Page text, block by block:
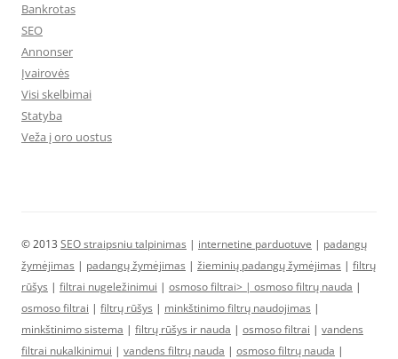
Bankrotas
SEO
Annonser
Įvairovės
Visi skelbimai
Statyba
Veža į oro uostus
© 2013 SEO straipsniu talpinimas | internetine parduotuve | padangų
žymėjimas | padangų žymėjimas | žieminių padangų žymėjimas | filtrų
rūšys | filtrai nugeležinimui | osmoso filtrai> | osmoso filtrų nauda |
osmoso filtrai | filtrų rūšys | minkštinimo filtrų naudojimas |
minkštinimo sistema | filtrų rūšys ir nauda | osmoso filtrai | vandens
filtrai nukalkinimui | vandens filtrų nauda | osmoso filtrų nauda |